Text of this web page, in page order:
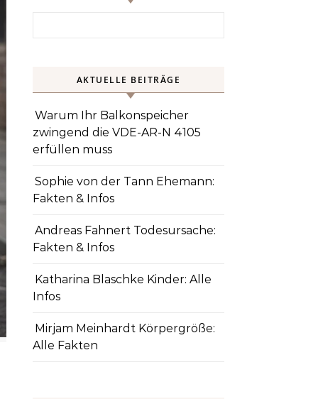
AKTUELLE BEITRÄGE
Warum Ihr Balkonspeicher
zwingend die VDE-AR-N 4105
erfüllen muss
Sophie von der Tann Ehemann:
Fakten & Infos
Andreas Fahnert Todesursache:
Fakten & Infos
Katharina Blaschke Kinder: Alle
Infos
Mirjam Meinhardt Körpergröße:
Alle Fakten